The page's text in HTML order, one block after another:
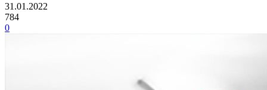
31.01.2022
784
0